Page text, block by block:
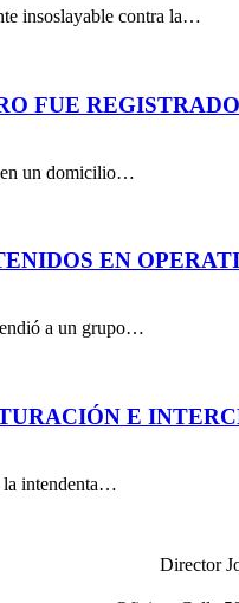
insoslayable contra la…
FUE
en un domicilio…
EN
a un grupo…
E
la intendenta…
Director